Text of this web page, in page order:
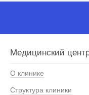
Медицинский
О клинике
Структура клиники